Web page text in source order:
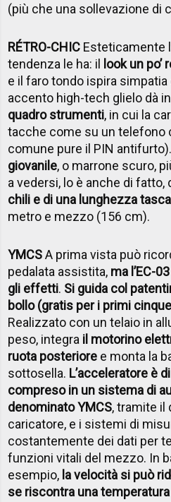
(più che una sollevazione di
RÉTRO-CHIC Esteticamente
tendenza le ha: il look un po’
e il faro tondo ispira
accento high-tech glielo dà
quadro strumenti, in cui la
tacche come su un telefono
comune pure il PIN antifurto).
giovanile, o marrone scuro,
a vedersi, lo è anche di fatto,
chili e di una lunghezza
metro e mezzo (156 cm).
YMCSA prima vista può
pedalata assistita, ma l’EC-
gli effetti. Si guida col
bollo (gratis per i primi
Realizzato con un telaio in
peso, integra il motorino
ruota posteriore e monta la
sottosella. L’acceleratore è
compreso in un sistema di
denominato YMCS, tramite il
caricatore, e i sistemi di
costantemente dei dati per
funzioni vitali del mezzo. In
esempio, la velocità si può
se riscontra una